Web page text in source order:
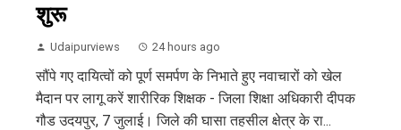
शुरू
Udaipurviews 24 hours ago
सौंपे गए दायित्वों को पूर्ण समर्पण के निभाते हुए नवाचारों को खेल
मैदान पर लागू करें शारीरिक शिक्षक - जिला शिक्षा अधिकारी दीपक
गौड उदयपुर, 7 जुलाई। जिले की घासा तहसील क्षेत्र के रा...